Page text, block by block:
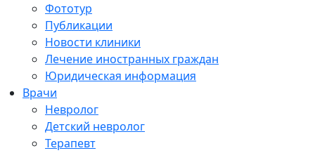
Фототур
Публикации
Новости клиники
Лечение иностранных граждан
Юридическая информация
Врачи
Невролог
Детский невролог
Терапевт